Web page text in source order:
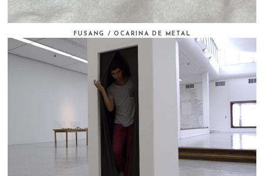
FUSANG / OCARINA DE METAL